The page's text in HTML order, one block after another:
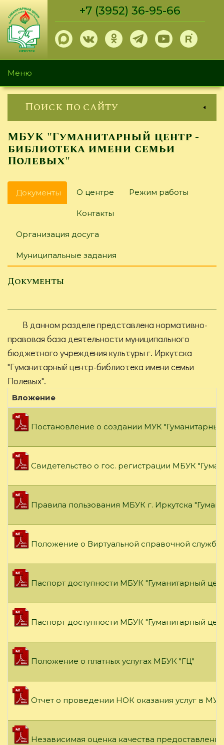
Перейти
основному
содержанию
+7 (3952) 36-95-66
Меню
Поиск по сайту
МБУК "Гуманитарный центр -
библиотека имени семьи
Полевых"
Главные
вкладки
Документы (активная
вкладка)
О центре Режим работы
Контакты
Организация досуга
Муниципальные задания
Документы
В данном разделе представлена нормативно-
правовая база деятельности муниципального
бюджетного учреждения культуры г. Иркутска
"Гуманитарный центр-библиотека имени семьи
Полевых".
Вложение
Постановление о создании МУК
Свидетельство о гос. регистрации МБУК
Правила пользования МБУК г. Иркутска
Положение о Виртуальной справочной
Паспорт доступности МБУК "Гуманитарный
Паспорт доступности МБУК "Гуманитарный
Положение о платных услугах МБУК "ГЦ"
Отчет о проведении НОК оказания услуг в
Независимая оценка качества предоставления